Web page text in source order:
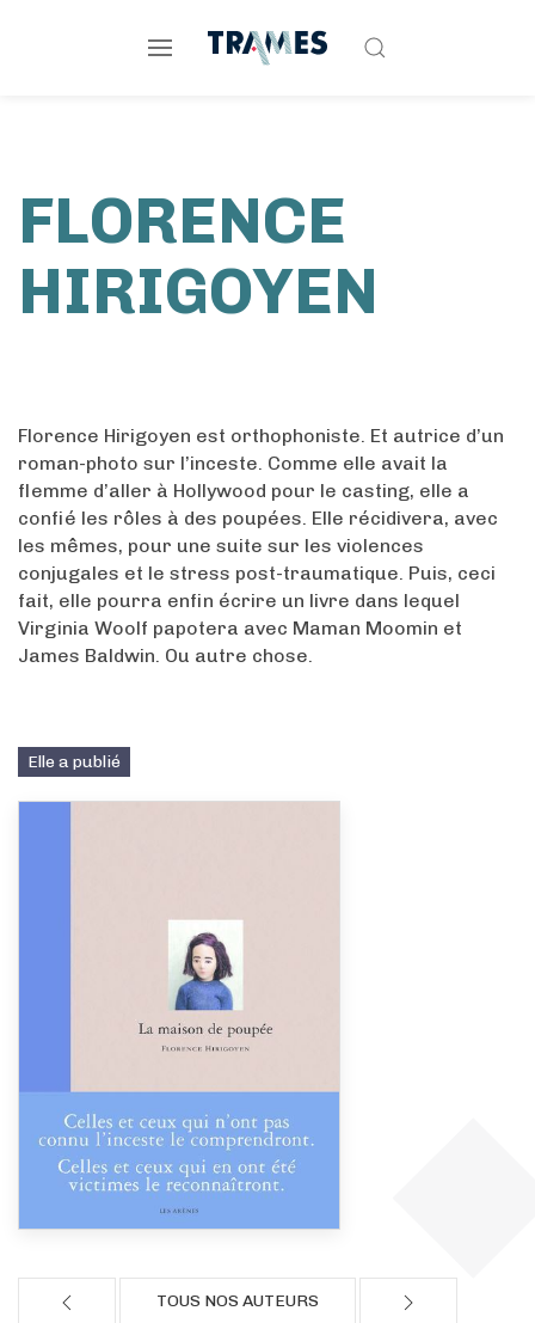
FLORENCE
HIRIGOYEN
Florence Hirigoyen est orthophoniste. Et autrice d’un
roman-photo sur l’inceste. Comme elle avait la
flemme d’aller à Hollywood pour le casting, elle a
confié les rôles à des poupées. Elle récidivera, avec
les mêmes, pour une suite sur les violences
conjugales et le stress post-traumatique. Puis, ceci
fait, elle pourra enfin écrire un livre dans lequel
Virginia Woolf papotera avec Maman Moomin et
James Baldwin. Ou autre chose.
Elle a publié
TOUS NOS AUTEURS